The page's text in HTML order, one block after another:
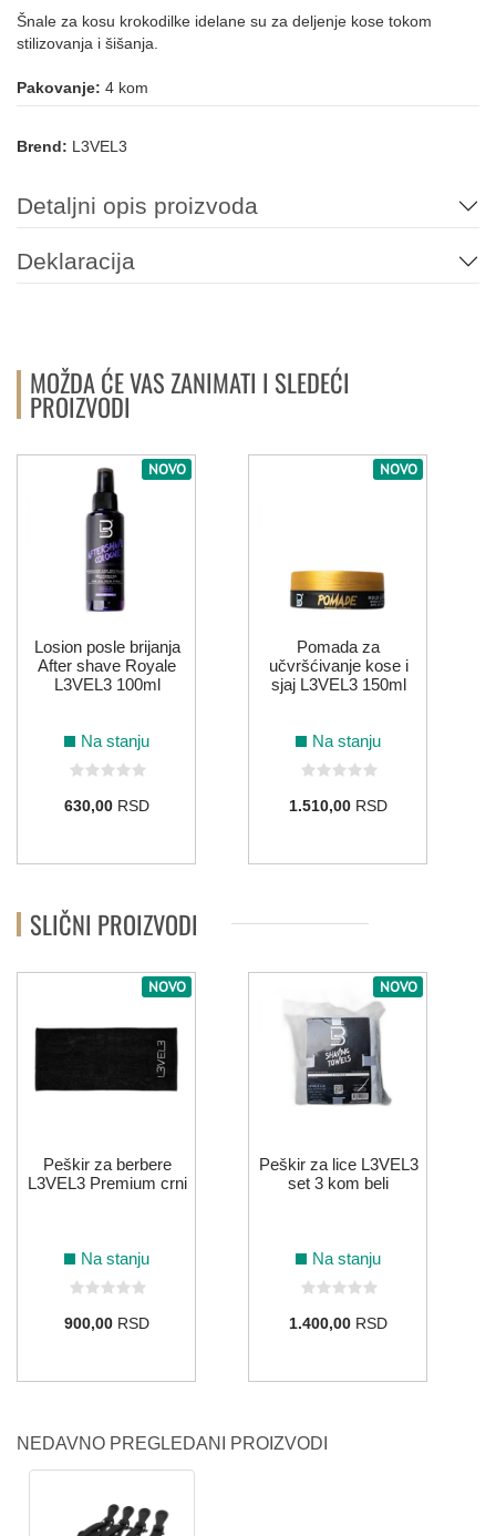
Šnale za kosu krokodilke idelane su za deljenje kose tokom
stilizovanja i šišanja.
Pakovanje: 4 kom
Brend: L3VEL3
Detaljni opis proizvoda
Deklaracija
MOŽDA ĆE VAS ZANIMATI I SLEDEĆI
PROIZVODI
NOVO
Losion posle brijanja
After shave Royale
L3VEL3 100ml
Na stanju
630,00RSD
NOVO
Pomada za
učvršćivanje kose i
sjaj L3VEL3 150ml
Na stanju
1.510,00RSD
SLIČNI PROIZVODI
NOVO
Peškir za berbere
L3VEL3 Premium crni
Na stanju
900,00RSD
NOVO
Peškir za lice L3VEL3
set 3 kom beli
Na stanju
1.400,00RSD
NEDAVNO PREGLEDANI PROIZVODI